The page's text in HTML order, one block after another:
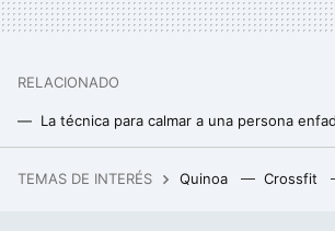
RELACIONADO
TEMAS DE INTERÉS Quinoa Crossfit